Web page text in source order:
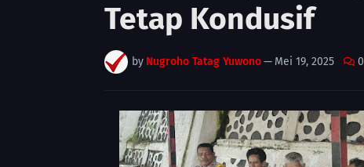
Tetap Kondusif
by Nugroho Tatag Yuwono— Mei 19, 2025 0